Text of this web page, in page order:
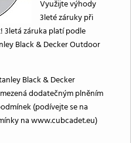
Využijte výhody
3leté záruky při
3letá záruka platí podle
Black & Decker Outdoor
Black & Decker
dodatečným plněním
(podívejte se na
na www.cubcadet.eu)